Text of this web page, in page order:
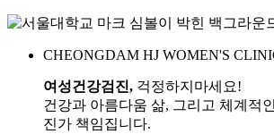
CHEONGDAM HJ WOMEN'S
여성건강검진, 걱정하지마세요!
건강과 아름다움 삶, 그리고 체계적
진가 책임집니다.